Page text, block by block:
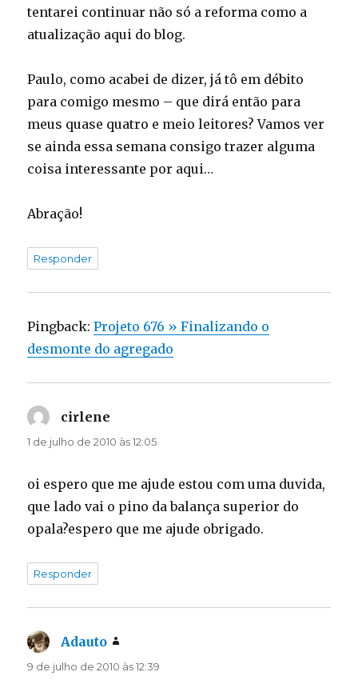
tentarei continuar não só a reforma como a
atualização aqui do blog.
Paulo, como acabei de dizer, já tô em débito
para comigo mesmo – que dirá então para
meus quase quatro e meio leitores? Vamos ver
se ainda essa semana consigo trazer alguma
coisa interessante por aqui…
Abração!
Responder
Pingback:Projeto 676 » Finalizando o
desmonte do agregado
cirlene
1 de julho de 2010 às 12:05
oi espero que me ajude estou com uma duvida,
que lado vai o pino da balança superior do
opala?espero que me ajude obrigado.
Responder
Adauto
9 de julho de 2010 às 12:39